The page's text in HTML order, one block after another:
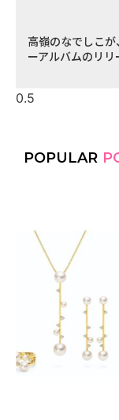
高嶺のなでしこ
ーアルバムのリリ
POPULAR